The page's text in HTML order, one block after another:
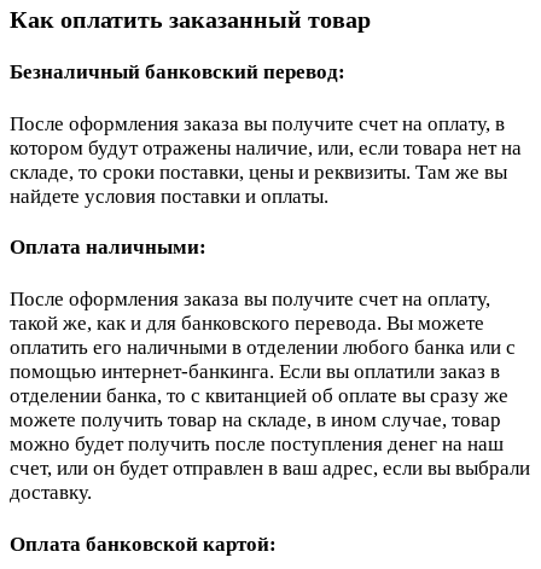
Как оплатить заказанный товар
Безналичный банковский перевод:
После оформления заказа вы получите счет на оплату, в
котором будут отражены наличие, или, если товара нет на
складе, то сроки поставки, цены и реквизиты. Там же вы
найдете условия поставки и оплаты.
Оплата наличными:
После оформления заказа вы получите счет на оплату,
такой же, как и для банковского перевода. Вы можете
оплатить его наличными в отделении любого банка или с
помощью интернет-банкинга. Если вы оплатили заказ в
отделении банка, то с квитанцией об оплате вы сразу же
можете получить товар на складе, в ином случае, товар
можно будет получить после поступления денег на наш
счет, или он будет отправлен в ваш адрес, если вы выбрали
доставку.
Оплата банковской картой: